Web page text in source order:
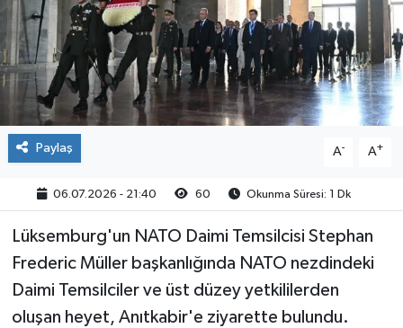
Paylaş A- A+
06.07.2026 - 21:40 60 Okunma Süresi: 1 Dk
Lüksemburg'un NATO Daimi Temsilcisi Stephan
Frederic Müller başkanlığında NATO nezdindeki
Daimi Temsilciler ve üst düzey yetkililerden
oluşan heyet, Anıtkabir'e ziyarette bulundu.